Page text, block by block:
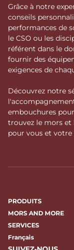
Grâce à notre
conseils
performances de
le CSO ou les
référent dans le
fournir des
exigences de
Découvrez notre
embouchures
trouvez le mors
pour vous et votre
PRODUITS
MORS AND MORE
SERVICES
Français